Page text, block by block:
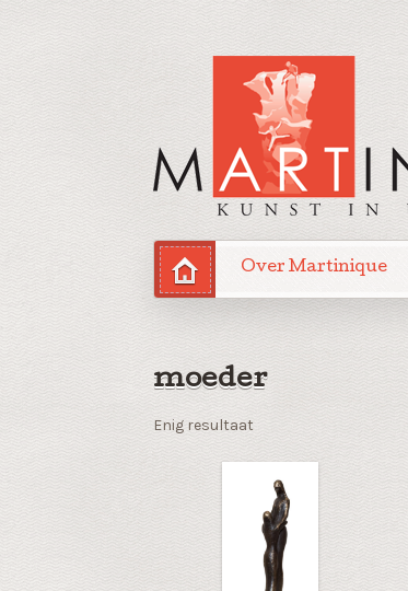
Over Martinique
moeder
Enig resultaat